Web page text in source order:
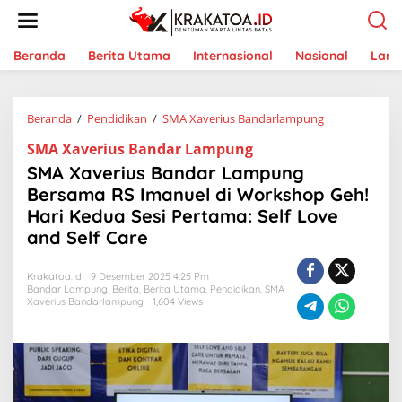
t
Beranda Berita Utama Internasional Nasional
Beranda / Pendidikan / SMA Xaverius Bandarlampung
e
u
s
B
a
d
a
L
SMA Xaverius Bandar Lampung
SMA Xaverius Bandar Lampung
Bersama RS Imanuel di Workshop Geh!
Hari Kedua Sesi Pertama: Self Love
and Self Care
Krakatoa.id
9 Desember 2025 4:25 Pm
Bandar Lampung, Berita, Berita Utama, Pendidikan, SMA
Xaverius Bandarlampung
1,604 Views